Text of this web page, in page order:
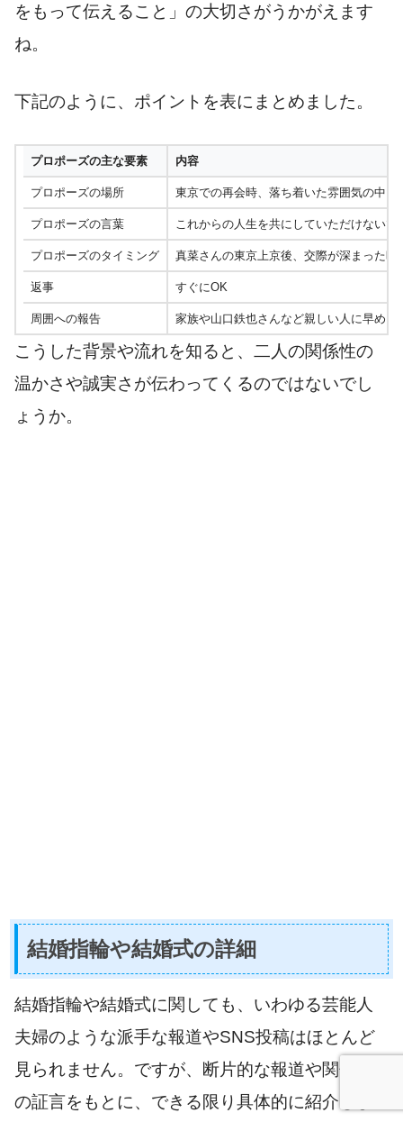
をもって伝えること」の大切さがうかがえます
ね。
下記のように、ポイントを表にまとめました。
プロポーズの主な要素 内容
プロポーズの場所 東京での再会時、落ち着いた雰囲気の中（
プロポーズの言葉 これからの人生を共にしていただけないで
プロポーズのタイミング 真菜さんの東京上京後、交際が深まった時
返事 すぐにOK
周囲への報告 家族や山口鉄也さんなど親しい人に早めに
こうした背景や流れを知ると、二人の関係性の
温かさや誠実さが伝わってくるのではないでし
ょうか。
結婚指輪や結婚式の詳細
結婚指輪や結婚式に関しても、いわゆる芸能人
夫婦のような派手な報道やSNS投稿はほとんど
見られません。ですが、断片的な報道や関係者
の証言をもとに、できる限り具体的に紹介しま